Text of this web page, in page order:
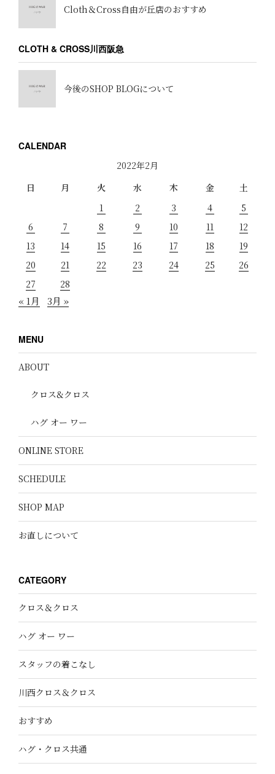
Cloth＆Cross自由が丘店のおすすめ
CLOTH & CROSS川西阪急
今後のSHOP BLOGについて
CALENDAR
2022年2月
日
月 火 水 木 金
土
1
2 3 4
5
6
7 8 9 10 11
12
13
14 15 16 17 18
19
20
21 22 23 24 25
26
27
28
« 1月 3月 »
MENU
ABOUT
クロス&クロス
ハグ オー ワー
ONLINE STORE
SCHEDULE
SHOP MAP
お直しについて
CATEGORY
クロス＆クロス
ハグ オー ワー
スタッフの着こなし
川西クロス＆クロス
おすすめ
ハグ・クロス共通